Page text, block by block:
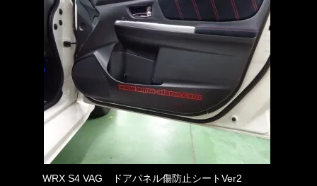
WRX S4 VAG ドアパネル傷防止シートVer2